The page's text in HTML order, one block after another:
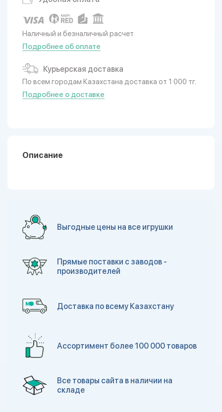
Наличный и безналичный расчет
Подробнее об оплате
Курьерская доставка
По всем городам Казахстана доставка от 1 000 тг.
Подробнее о доставке
Описание
Выгодные цены на все игрушки
Прямые поставки с заводов -
производителей
Доставка по всему Казахстану
Ассортимент более 100 000 товаров
Все товары сайта в наличии на
складе